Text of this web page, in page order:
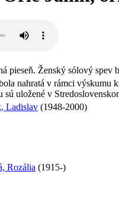
pieseň. Ženský sólový spev
nahratá v rámci výskumu
sú uložené v
Ladislav (1948-2000)
Rozália (1915-)